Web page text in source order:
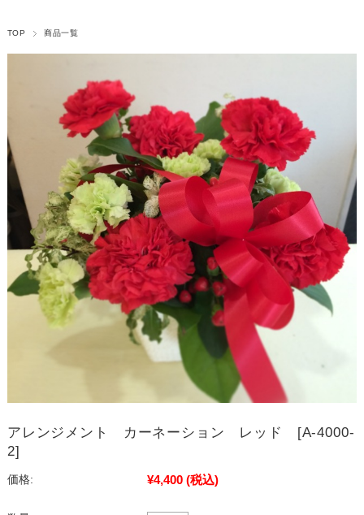
TOP 商品一覧
アレンジメント カーネーション レッド [A-4000-
2]
価格: ¥4,400 (税込)